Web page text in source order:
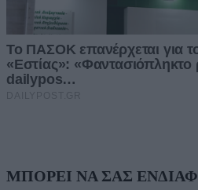
ΜΠΟΡΕΙ ΝΑ ΣΑΣ